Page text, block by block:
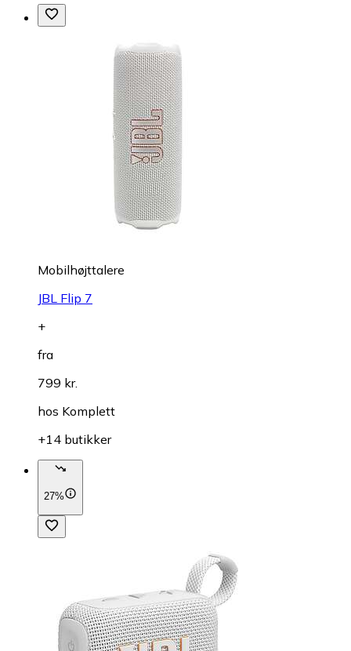
Mobilhøjttalere
JBL Flip 7
+
fra
799 kr.
hos Komplett
+14 butikker
27%